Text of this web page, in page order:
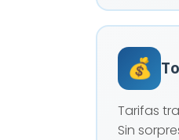
💰
Tarifas
Sin